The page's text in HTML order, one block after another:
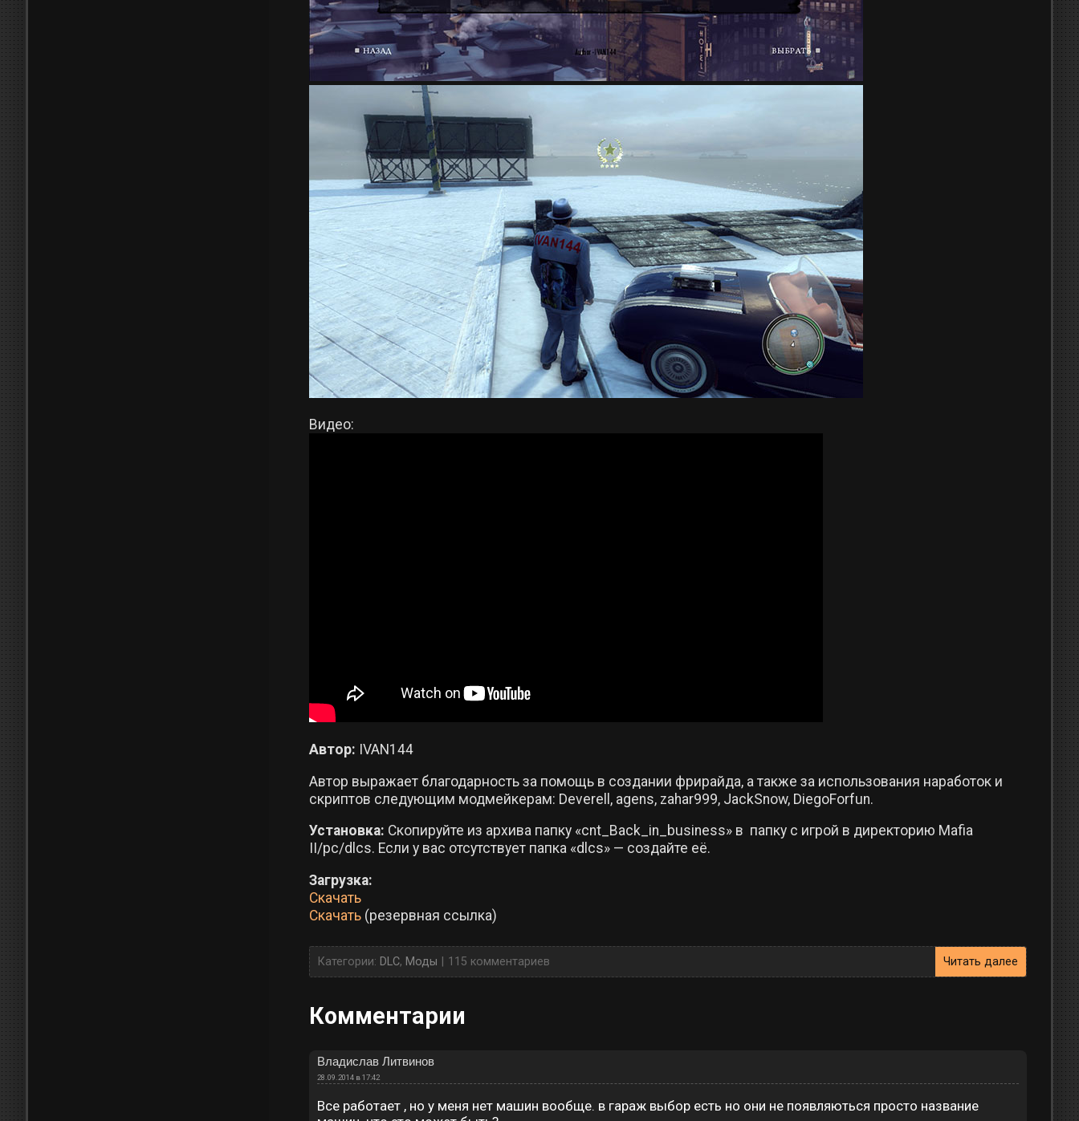
Видео:
Автор: IVAN144
Автор выражает благодарность за помощь в создании фрирайда, а также за использования наработок и
скриптов следующим модмейкерам: Deverell, agens, zahar999, JackSnow, DiegoForfun.
Установка: Скопируйте из архива папку «cnt_Back_in_business» в папку с игрой в директорию Mafia
II/pc/dlcs. Если у вас отсутствует папка «dlcs» — создайте её.
Загрузка:
Скачать
Скачать (резервная ссылка)
Категории: DLC, Моды 115 комментариев Читать далее
Комментарии
Владислав Литвинов
28.09.2014 в 17:42
Все работает , но у меня нет машин вообще. в гараж выбор есть но они не появляються просто название